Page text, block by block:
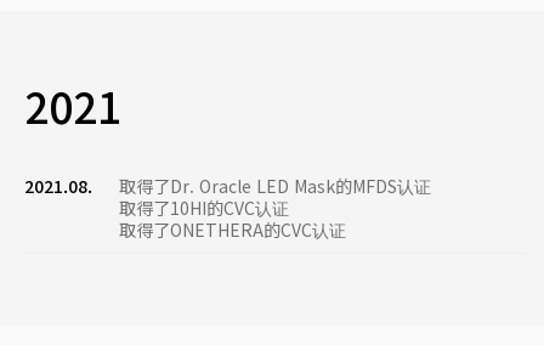
2021
2021.08.
取得了Dr. Oracle LED Mask的MFDS认证
取得了10HI的CVC认证
取得了ONETHERA的CVC认证